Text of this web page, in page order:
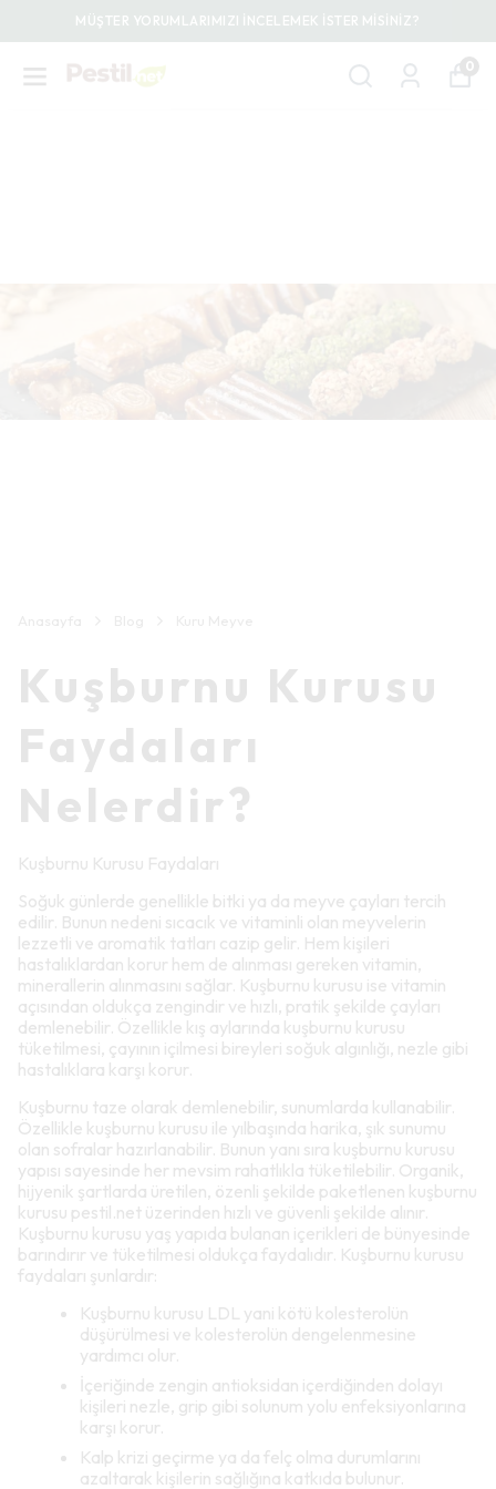
MÜŞTER YORUMLARIMIZI İNCELEMEK İSTER MİSİNİZ?
0
Kuşburnu Kurusu
Faydaları
Nelerdir?
Kuşburnu Kurusu Faydaları
Soğuk günlerde genellikle bitki ya da meyve çayları tercih
edilir. Bunun nedeni sıcacık ve vitaminli olan meyvelerin
lezzetli ve aromatik tatları cazip gelir. Hem kişileri
hastalıklardan korur hem de alınması gereken vitamin,
minerallerin alınmasını sağlar. Kuşburnu kurusu ise vitamin
açısından oldukça zengindir ve hızlı, pratik şekilde çayları
demlenebilir. Özellikle kış aylarında kuşburnu kurusu
tüketilmesi, çayının içilmesi bireyleri soğuk algınlığı, nezle gibi
hastalıklara karşı korur.
Kuşburnu taze olarak demlenebilir, sunumlarda kullanabilir.
Özellikle kuşburnu kurusu ile yılbaşında harika, şık sunumu
olan sofralar hazırlanabilir. Bunun yanı sıra kuşburnu kurusu
yapısı sayesinde her mevsim rahatlıkla tüketilebilir. Organik,
hijyenik şartlarda üretilen, özenli şekilde paketlenen kuşburnu
kurusu pestil.net üzerinden hızlı ve güvenli şekilde alınır.
Kuşburnu kurusu yaş yapıda bulanan içerikleri de bünyesinde
barındırır ve tüketilmesi oldukça faydalıdır. Kuşburnu kurusu
faydaları şunlardır:
Kuşburnu kurusu LDL yani kötü kolesterolün
düşürülmesi ve kolesterolün dengelenmesine
yardımcı olur.
İçeriğinde zengin antioksidan içerdiğinden dolayı
kişileri nezle, grip gibi solunum yolu enfeksiyonlarına
karşı korur.
Kalp krizi geçirme ya da felç olma durumlarını
azaltarak kişilerin sağlığına katkıda bulunur.